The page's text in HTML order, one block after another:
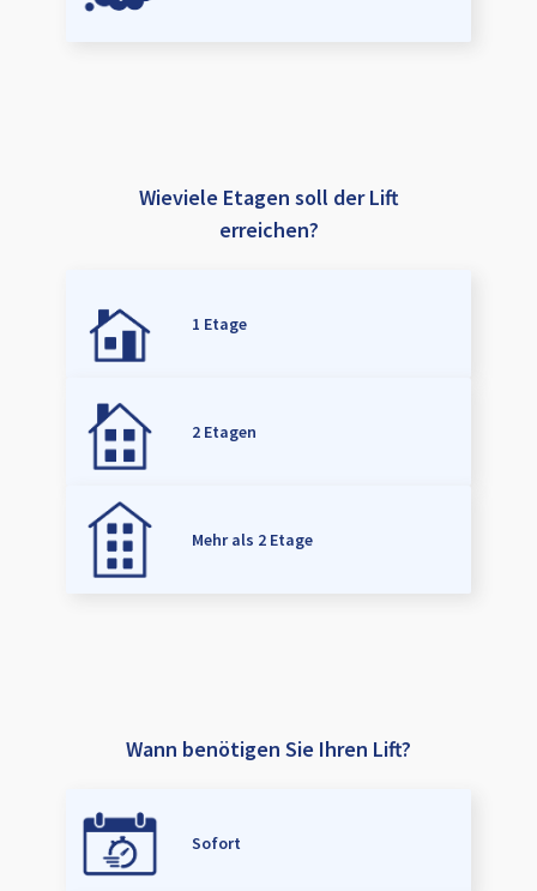
Wieviele Etagen soll der Lift
erreichen?
1 Etage
2 Etagen
Mehr als 2 Etage
Wann benötigen Sie Ihren Lift?
Sofort